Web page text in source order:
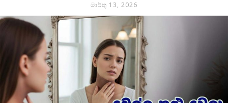
මාර්තු 13, 2026